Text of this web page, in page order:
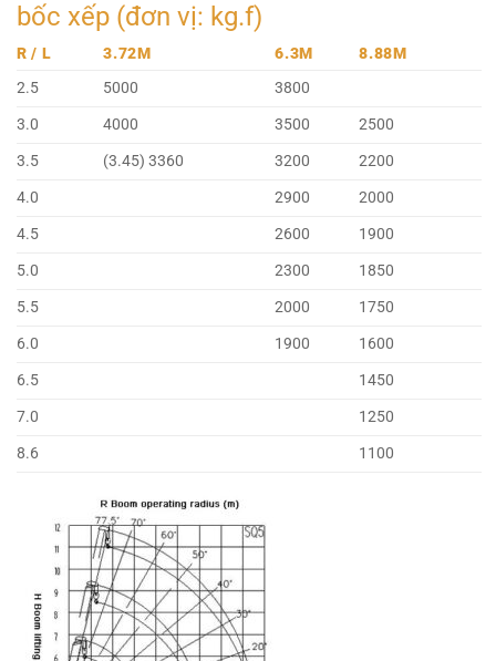
bốc xếp (đơn vị: kg.f)
R / L 3.72M 6.3M
8.88M
2.5
5000
3800
3.0
4000 3500
2500
3.5
(3.45) 3360 3200
2200
4.0
2900
2000
4.5
2600
1900
5.0
2300
1850
5.5
2000
1750
6.0
1900
1600
6.5
1450
7.0
1250
8.6
1100